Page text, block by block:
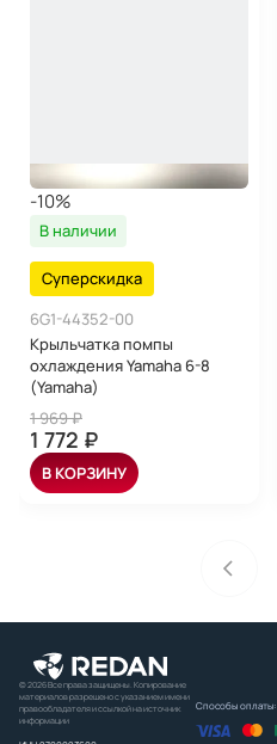
-10%
В наличии
Суперскидка
6G1-44352-00
Крыльчатка помпы
охлаждения Yamaha 6-8
(Yamaha)
1 969 ₽
1 772 ₽
В КОРЗИНУ
© 2026 Все права защищены. Копирование
материалов разрешено с указанием имени
правообладателя и ссылкой на источник
информации
Способы оплаты: